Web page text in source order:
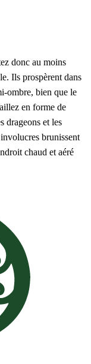
donc au moins
Ils prospèrent dans
ombre, bien que le
en forme de
drageons et les
brunissent
chaud et aéré